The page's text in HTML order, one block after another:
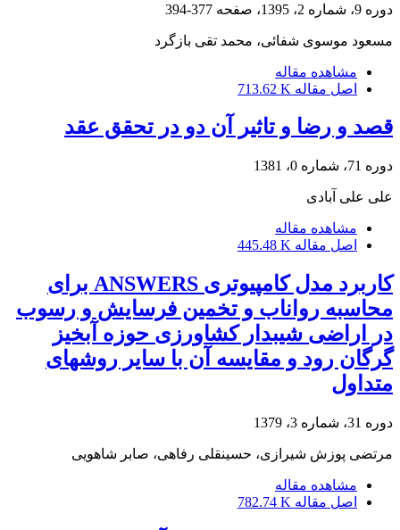
دوره 9، شماره 2، 1395، صفحه 377-394
مسعود موسوی شفائی، محمد تقی بازگرد
مشاهده مقاله
اصل مقاله 713.62 K
قصد و رضا و تاثیر آن دو در تحقق عقد
دوره 71، شماره 0، 1381
علی علی آبادی
مشاهده مقاله
اصل مقاله 445.48 K
کاربرد مدل کامپیوتری ANSWERS برای
محاسبه رواناب و تخمین فرسایش و رسوب
در اراضی شیبدار کشاورزی حوزه آبخیز
گرگان رود و مقایسه آن با سایر روشهای
متداول
دوره 31، شماره 3، 1379
مرتضی پوزش شیرازی، حسینقلی رفاهی، صابر شاهویی
مشاهده مقاله
اصل مقاله 782.74 K